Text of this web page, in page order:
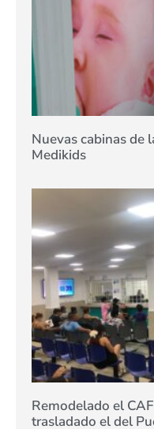
Nuevas cabinas de
Medikids
Remodelado el
trasladado el del